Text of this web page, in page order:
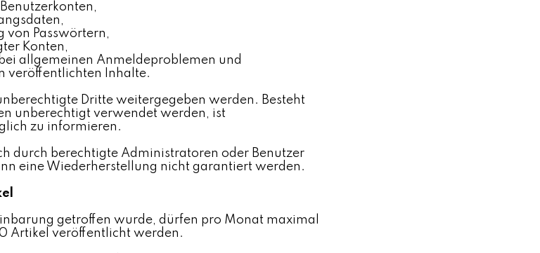
von Passwörtern,
Konten,
allgemeinen Anmeldeproblemen und
veröffentlichten Inhalte.
Dritte weitergegeben werden. Besteht
unberechtigt verwendet werden, ist
zu informieren.
durch berechtigte Administratoren oder Benutzer
eine Wiederherstellung nicht garantiert werden.
getroffen wurde, dürfen pro Monat maximal
Artikel veröffentlicht werden.